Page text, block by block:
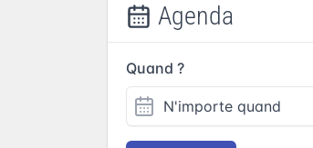
Agenda
Quand ?